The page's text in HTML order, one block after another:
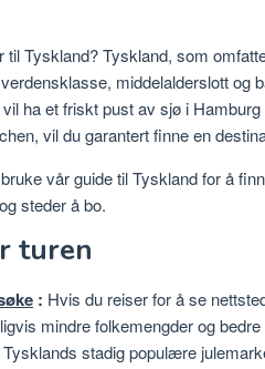
til Tyskland? Tyskland, som
middelalderslott og
ha et friskt pust av sjø i
vil du garantert finne en
vår guide til Tyskland for å
steder å bo.
turen
: Hvis du reiser for å se
mindre folkemengder og
stadig populære